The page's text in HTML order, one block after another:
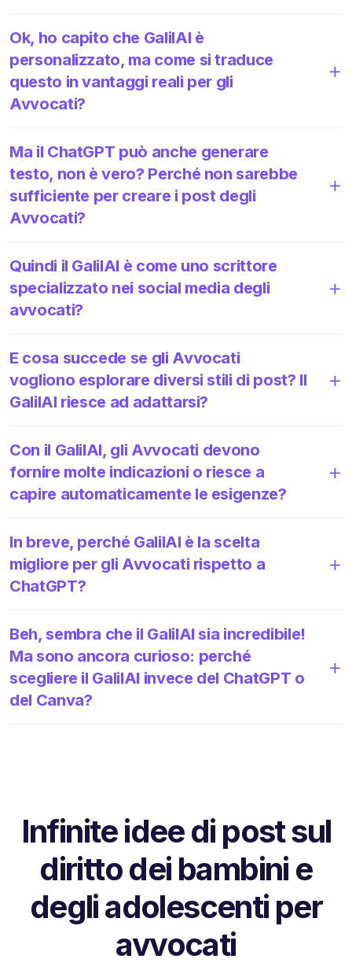
Ok, ho capito che GalilAI è
personalizzato, ma come si traduce
questo in vantaggi reali per gli
Avvocati?
Ma il ChatGPT può anche generare
testo, non è vero? Perché non sarebbe
sufficiente per creare i post degli
Avvocati?
Quindi il GalilAI è come uno scrittore
specializzato nei social media degli
avvocati?
E cosa succede se gli Avvocati
vogliono esplorare diversi stili di post? Il
GalilAI riesce ad adattarsi?
Con il GalilAI, gli Avvocati devono
fornire molte indicazioni o riesce a
capire automaticamente le esigenze?
In breve, perché GalilAI è la scelta
migliore per gli Avvocati rispetto a
ChatGPT?
Beh, sembra che il GalilAI sia incredibile!
Ma sono ancora curioso: perché
scegliere il GalilAI invece del ChatGPT o
del Canva?
Infinite idee di post sul
diritto dei bambini e
degli adolescenti per
avvocati